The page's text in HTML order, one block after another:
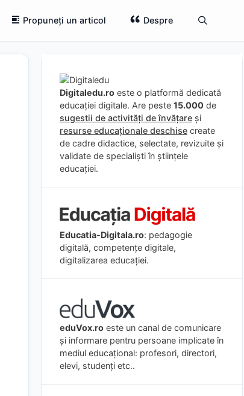
Propuneți un articol Despre
Digitaledu.ro este o platformă dedicată
educației digitale. Are peste 15.000 de
sugestii de activități de învățare și
resurse educaționale deschise create
de cadre didactice, selectate, revizuite și
validate de specialiști în științele
educației.
Educatia-Digitala.ro: pedagogie
digitală, competențe digitale,
digitalizarea educației.
eduVox.ro este un canal de comunicare
și informare pentru persoane implicate în
mediul educațional: profesori, directori,
elevi, studenți etc..